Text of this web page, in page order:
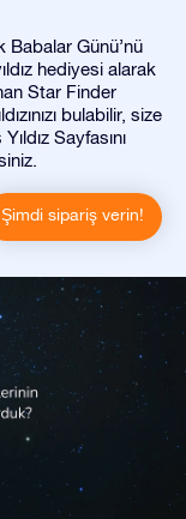
Babalar Günü’nü
hediyesi alarak
Star Finder
bulabilir, size
Sayfasını
Şimdi sipariş verin!